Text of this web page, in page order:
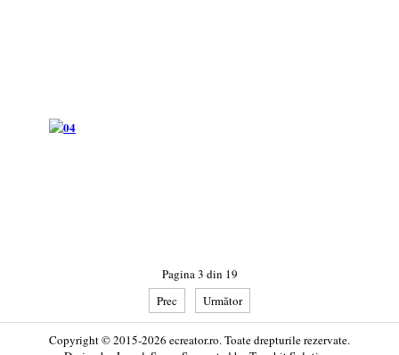
Pagina 3 din 19
Prec
Următor
Copyright © 2015-2026 ecreator.ro. Toate drepturile rezervate.